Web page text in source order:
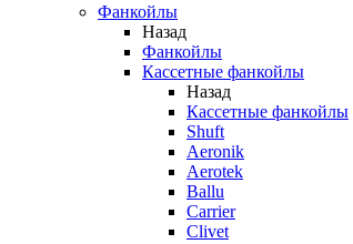
Фанкойлы
Назад
Фанкойлы
Кассетные фанкойлы
Назад
Кассетные фанкойлы
Shuft
Aeronik
Aerotek
Ballu
Carrier
Clivet